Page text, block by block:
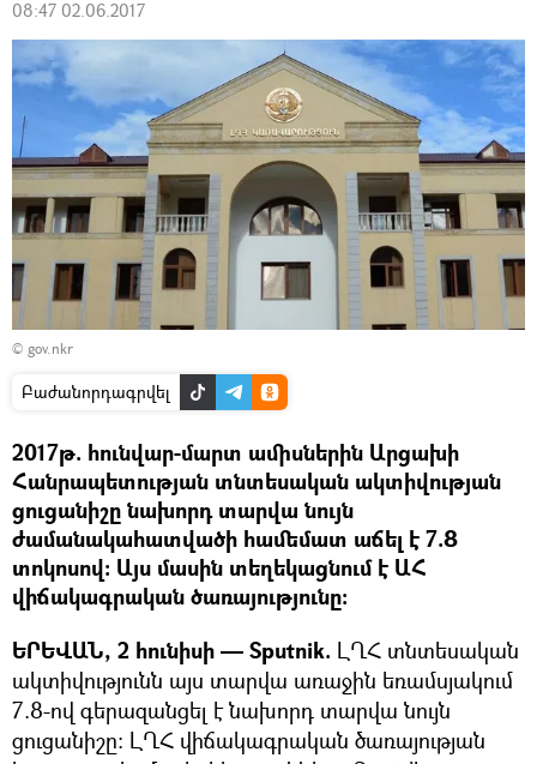
08:47 02.06.2017
© gov.nkr
Բաժանորդագրվել
2017թ. հունվար-մարտ ամիսներին Արցախի
Հանրապետության տնտեսական ակտիվության
ցուցանիշը նախորդ տարվա նույն
ժամանակահատվածի համեմատ աճել է 7.8
տոկոսով: Այս մասին տեղեկացնում է ԱՀ
վիճակագրական ծառայությունը:
ԵՐԵՎԱՆ, 2 հունիսի — Sputnik. ԼՂՀ տնտեսական
ակտիվությունն այս տարվա առաջին եռամսյակում
7.8-ով գերազանցել է նախորդ տարվա նույն
ցուցանիշը: ԼՂՀ վիճակագրական ծառայության